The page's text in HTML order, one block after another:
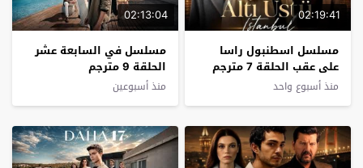
02:19:41
مسلسل اسطنبول راسا
على عقب الحلقة 7 مترجم
منذ أسبوع واحد
02:13:04
مسلسل في السابعة عشر
الحلقة 9 مترجم
منذ أسبوعين